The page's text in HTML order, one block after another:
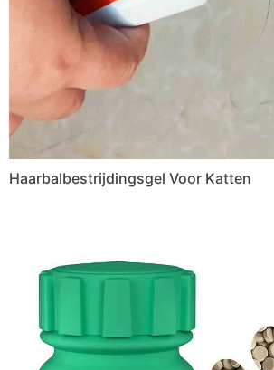
Haarbalbestrijdingsgel Voor Katten